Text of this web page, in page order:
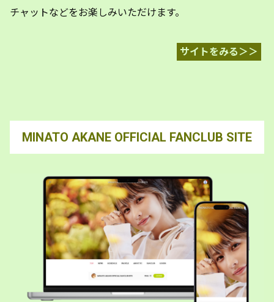
チャットなどをお楽しみいただけます。
サイトをみる＞＞
MINATO AKANE OFFICIAL FANCLUB SITE